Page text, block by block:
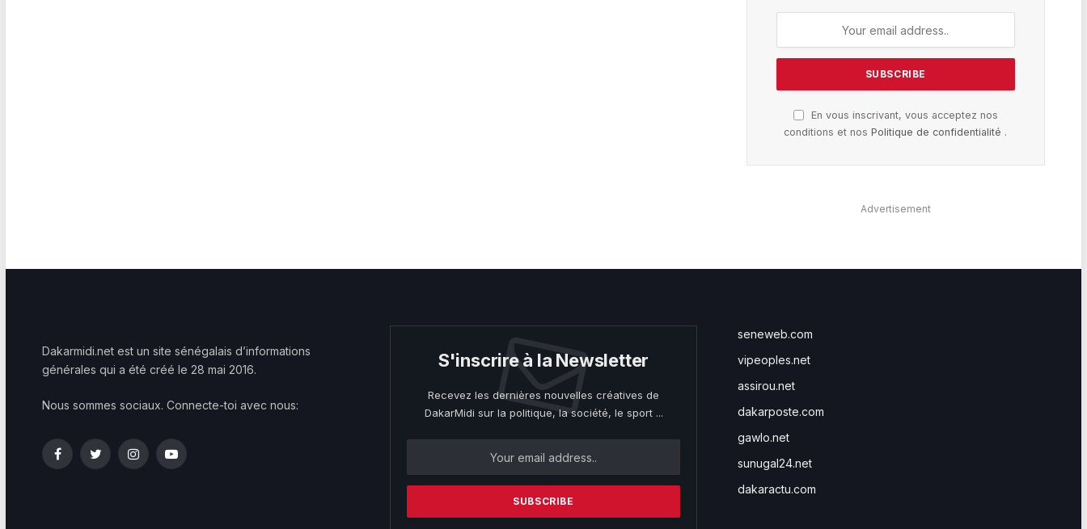
En vous inscrivant, vous acceptez nos
conditions et nosPolitique de confidentialité .
Advertisement
Dakarmidi.net est un site sénégalais d’informations
générales qui a été créé le 28 mai 2016.
Nous sommes sociaux. Connecte-toi avec nous:
FacebookTwitterInstagramYouTube
S'inscrire à la Newsletter
Recevez les dernières nouvelles créatives de
DakarMidi sur la politique, la société, le sport ...
seneweb.com
vipeoples.net
assirou.net
dakarposte.com
gawlo.net
sunugal24.net
dakaractu.com